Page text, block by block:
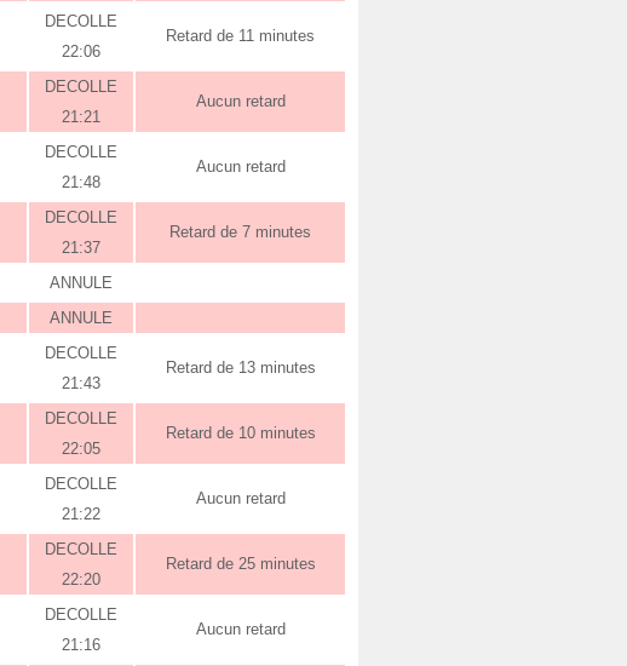
DECOLLE
22:06
Retard de 11 minutes
DECOLLE
21:21
Aucun retard
DECOLLE
21:48
Aucun retard
DECOLLE
21:37
Retard de 7 minutes
ANNULE
ANNULE
DECOLLE
21:43
Retard de 13 minutes
DECOLLE
22:05
Retard de 10 minutes
DECOLLE
21:22
Aucun retard
DECOLLE
22:20
Retard de 25 minutes
DECOLLE
21:16
Aucun retard